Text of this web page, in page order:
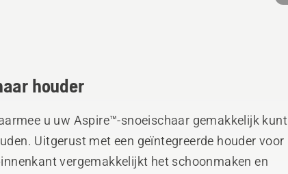
houder
u uw Aspire™-snoeischaar gemakkelijk kunt
Uitgerust met een geïntegreerde houder voor
vergemakkelijkt het schoonmaken en